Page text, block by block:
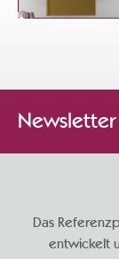
Das
entwickelt